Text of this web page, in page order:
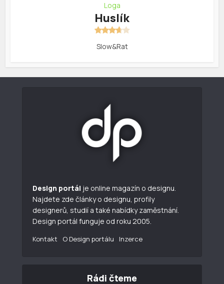
Loga
Huslík
Slow&Rat
Design portál je online magazín o designu.
Najdete zde články o designu, profily
designerů, studií a také nabídky zaměstnání.
Design portál funguje od roku 2005.
Kontakt O Design portálu Inzerce
Rádi čteme